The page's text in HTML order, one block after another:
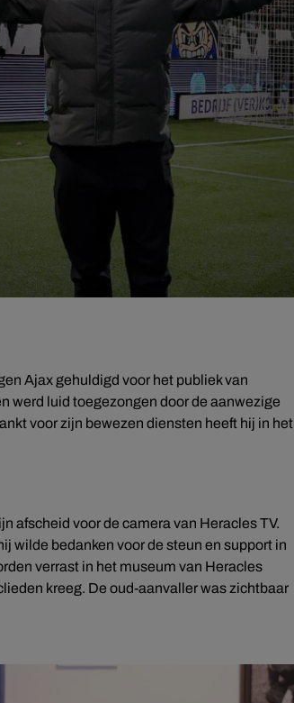
Ajax gehuldigd voor het publiek van
werd luid toegezongen door de aanwezige
voor zijn bewezen diensten heeft hij in het
afscheid voor de camera van Heracles TV.
wilde bedanken voor de steun en support in
verrast in het museum van Heracles
kreeg. De oud-aanvaller was zichtbaar